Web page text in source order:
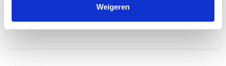
Weigeren
hebt
Verwar transparant wit glas niet met